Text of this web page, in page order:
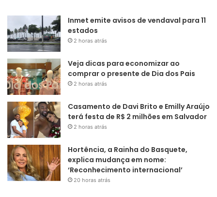
Inmet emite avisos de vendaval para 11
estados
2 horas atrás
Veja dicas para economizar ao
comprar o presente de Dia dos Pais
2 horas atrás
Casamento de Davi Brito e Emilly Araújo
terá festa de R$ 2 milhões em Salvador
2 horas atrás
Hortência, a Rainha do Basquete,
explica mudança em nome:
‘Reconhecimento internacional’
20 horas atrás